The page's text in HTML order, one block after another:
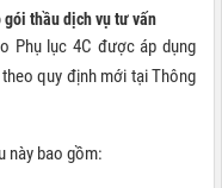
thầu dịch vụ tư vấn
Phụ lục 4C được áp dụng
quy định mới tại Thông
này bao gồm: